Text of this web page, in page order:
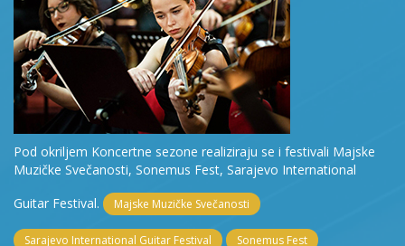
Pod okriljem Koncertne sezone realiziraju se i festivali Majske
Muzičke Svečanosti, Sonemus Fest, Sarajevo International
Guitar Festival.
Majske Muzičke Svečanosti
Sarajevo International Guitar Festival Sonemus Fest